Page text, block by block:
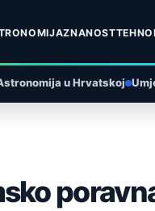
ZNANOST
u Hrvatskoj